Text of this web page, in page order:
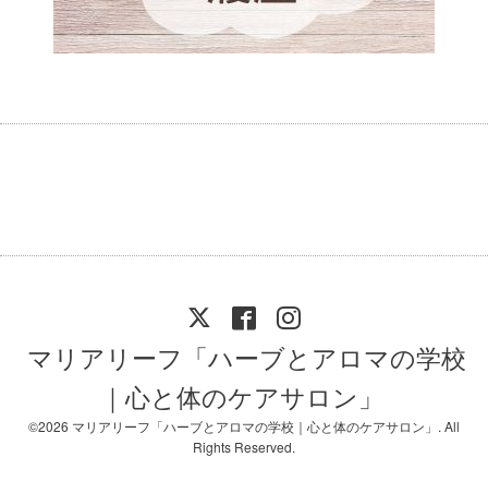
マリアリーフ「ハーブとアロマの学校
｜心と体のケアサロン」
©2026 マリアリーフ「ハーブとアロマの学校｜心と体のケアサロン」 . All
Rights Reserved.